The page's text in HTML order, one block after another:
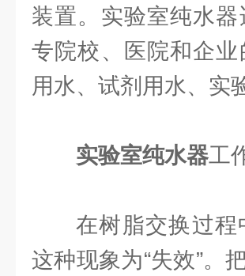
装置。实验室纯水
专院校、医院和企
用水、试剂用水、实
实验室纯水器工
在树脂交换过
这种现象为“失效”。